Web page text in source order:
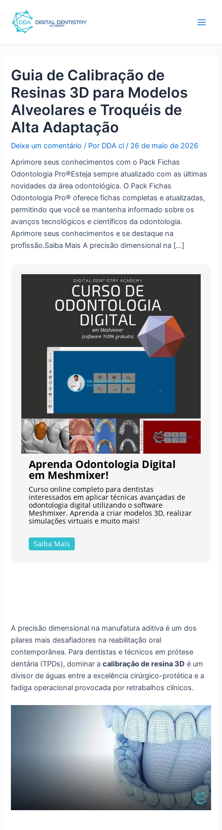
para
Guia de Calibração de
Resinas 3D para Modelos
Alveolares e Troquéis de
Alta Adaptação
Deixe um comentário / Por DDA cl/ 26 de maio de 2026
Aprimore seus conhecimentos com o Pack Fichas
Odontologia Pro®Esteja sempre atualizado com as últimas
novidades da área odontológica. O Pack Fichas
Odontologia Pro® oferece fichas completas e atualizadas,
permitindo que você se mantenha informado sobre os
avanços tecnológicos e científicos da odontologia.
Aprimore seus conhecimentos e se destaque na
profissão.Saiba Mais A precisão dimensional na […]
Aprenda Odontologia Digital
em Meshmixer!
Curso online completo para dentistas
interessados em aplicar técnicas avançadas de
odontologia digital utilizando o software
Meshmixer. Aprenda a criar modelos 3D, realizar
simulações virtuais e muito mais!
Saiba Mais
A precisão dimensional na manufatura aditiva é um dos
pilares mais desafiadores na reabilitação oral
contemporânea. Para dentistas e técnicos em prótese
dentária (TPDs), dominar acalibração de resina 3D é um
divisor de águas entre a excelência cirúrgico-protética e a
fadiga operacional provocada por retrabalhos clínicos.
navegação